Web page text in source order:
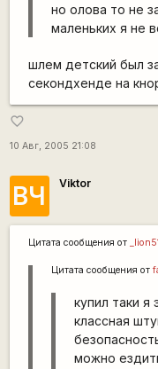
но олова то не
маленьких я не
шлем детский был
секондхенде на
favorite_border
10 Авг, 2005 21:08
ВЧ Viktor
Цитата сообщения от
Цитата сообщения от
купил таки я
классная
можно